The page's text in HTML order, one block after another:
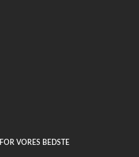
VORES BEDSTE